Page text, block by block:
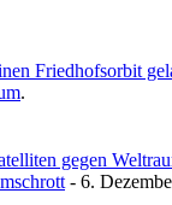
Friedhofsorbit
.
gegen
- 6.